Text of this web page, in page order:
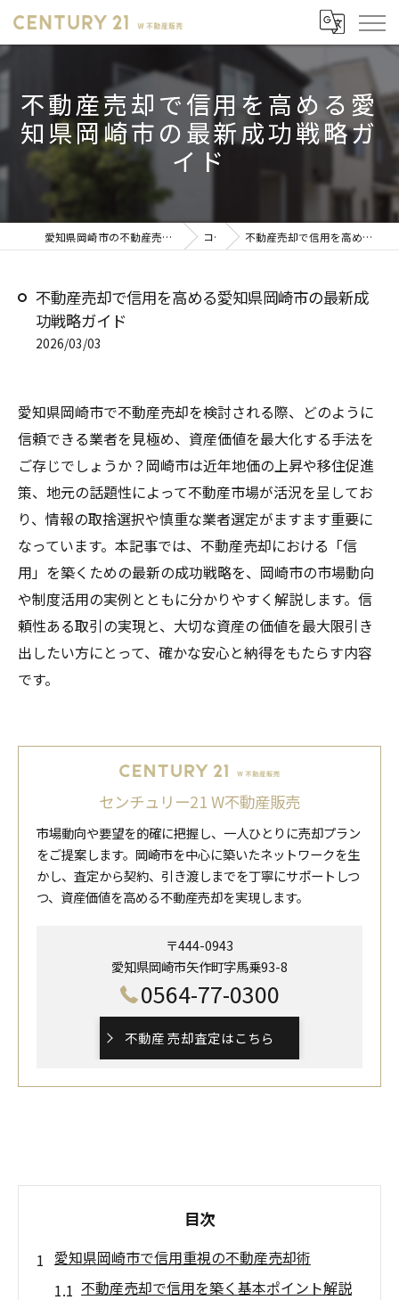
不動産売却で信用を高める愛
知県岡崎市の最新成功戦略ガ
イド
愛知県岡崎市の不動産売却ならセンチュリー21 W不動産販売 コラム 不動産売却で信用を高める愛知県岡崎市の最新成功戦略ガイド
不動産売却で信用を高める愛知県岡崎市の最新成
功戦略ガイド
2026/03/03
愛知県岡崎市で不動産売却を検討される際、どのように
信頼できる業者を見極め、資産価値を最大化する手法を
ご存じでしょうか？岡崎市は近年地価の上昇や移住促進
策、地元の話題性によって不動産市場が活況を呈してお
り、情報の取捨選択や慎重な業者選定がますます重要に
なっています。本記事では、不動産売却における「信
用」を築くための最新の成功戦略を、岡崎市の市場動向
や制度活用の実例とともに分かりやすく解説します。信
頼性ある取引の実現と、大切な資産の価値を最大限引き
出したい方にとって、確かな安心と納得をもたらす内容
です。
センチュリー21 W不動産販売
市場動向や要望を的確に把握し、一人ひとりに売却プラン
をご提案します。岡崎市を中心に築いたネットワークを生
かし、査定から契約、引き渡しまでを丁寧にサポートしつ
つ、資産価値を高める不動産売却を実現します。
〒444-0943
愛知県岡崎市矢作町字馬乗93-8
0564-77-0300
不動産 売却査定はこちら
目次
愛知県岡崎市で信用重視の不動産売却術
不動産売却で信用を築く基本ポイント解説